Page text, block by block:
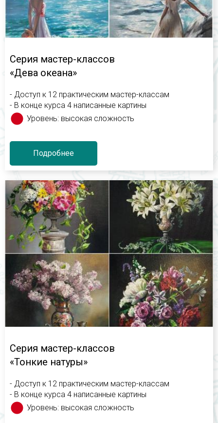
Серия мастер-классов
«Дева океана»
- Доступ к 12 практическим мастер-классам
- В конце курса 4 написанные картины
Уровень: высокая сложность
Подробнее
Серия мастер-классов
«Тонкие натуры»
- Доступ к 12 практическим мастер-классам
- В конце курса 4 написанные картины
Уровень: высокая сложность